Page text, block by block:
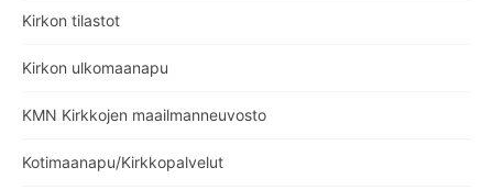
Kirkon tilastot
Kirkon ulkomaanapu
KMN Kirkkojen maailmanneuvosto
Kotimaanapu/Kirkkopalvelut